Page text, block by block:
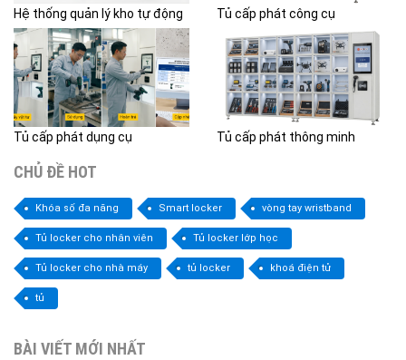
Hệ thống quản lý kho tự động Tủ cấp phát công cụ
Tủ cấp phát dụng cụ Tủ cấp phát thông minh
CHỦ ĐỀ HOT
Khóa số đa năng Smart locker vòng tay wristband
Tủ locker cho nhân viên Tủ locker lớp học
Tủ locker cho nhà máy tủ locker khoá điện tử
tủ
BÀI VIẾT MỚI NHẤT